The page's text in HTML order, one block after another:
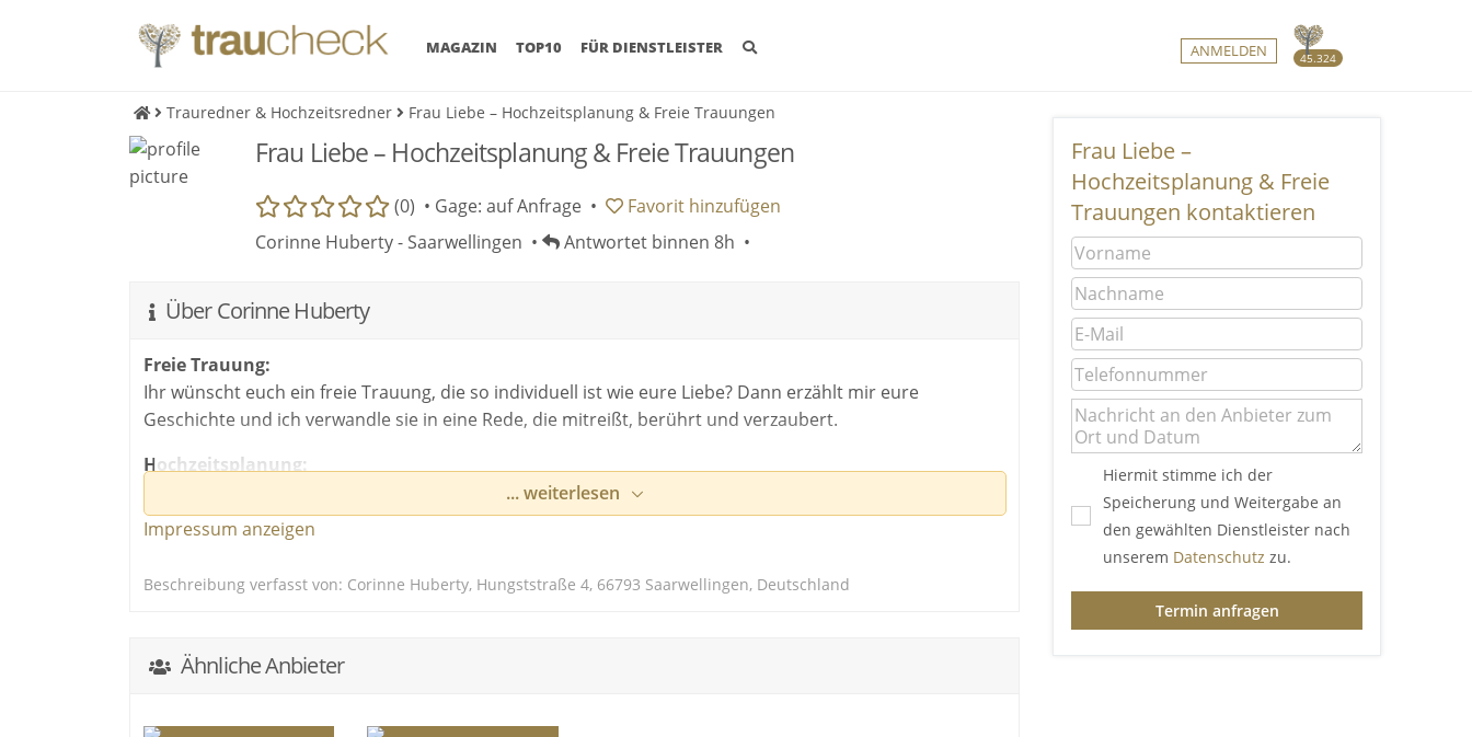
45.324
MAGAZIN (CURRENT)
TOP10 FÜR DIENSTLEISTER ANMELDEN
Trauredner & Hochzeitsredner Frau Liebe – Hochzeitsplanung & Freie Trauungen
Frau Liebe – Hochzeitsplanung & Freie Trauungen
(0) • Gage: auf Anfrage • Favorit hinzufügen
Corinne Huberty - Saarwellingen •
Antwortet binnen 8h •
Über Corinne Huberty
Freie Trauung:
Ihr wünscht euch ein freie Trauung, die so individuell ist wie eure Liebe? Dann erzählt mir eure
Geschichte und ich verwandle sie in eine Rede, die mitreißt, berührt und verzaubert.
Hochzeitsplanung:
Ihr träumt von einer zauberhaft-zarten, luftig-leichten, charmant-eleganten Hochzeit? Mit meinen
detailverliebten Konzepten werden eure wagemutigsten Fantasien Wirklichkeit.
... weiterlesen
Impressum anzeigen
Beschreibung verfasst von: Corinne Huberty, Hungststraße 4, 66793 Saarwellingen, Deutschland
Ähnliche Anbieter
Frau Liebe –
Hochzeitsplanung & Freie
Trauungen kontaktieren
Hiermit stimme ich der
Speicherung und Weitergabe an
den gewählten Dienstleister nach
unserem Datenschutz zu.
Termin anfragen